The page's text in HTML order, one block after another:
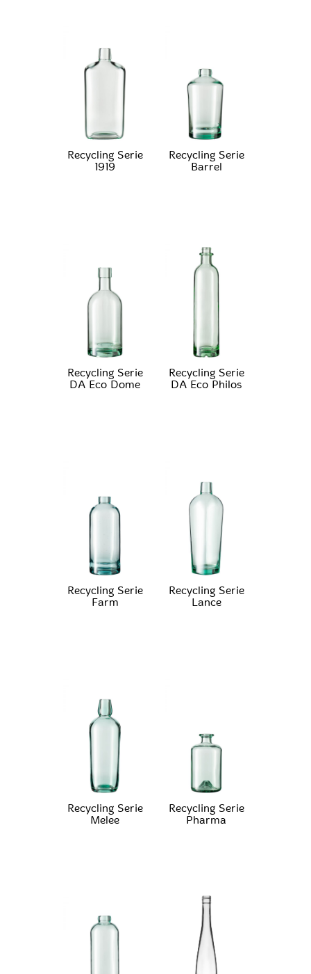
Recycling Serie
1919
Recycling Serie
Barrel
Recycling Serie
DA Eco Dome
Recycling Serie
DA Eco Philos
Recycling Serie
Farm
Recycling Serie
Lance
Recycling Serie
Melee
Recycling Serie
Pharma